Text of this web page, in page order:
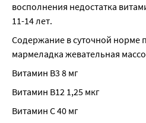
восполнения недостатка
11-14 лет.
Содержание в суточной норме
мармеладка жевательная
Витамин В3 8 мг
Витамин В12 1,25 мкг
Витамин С 40 мг